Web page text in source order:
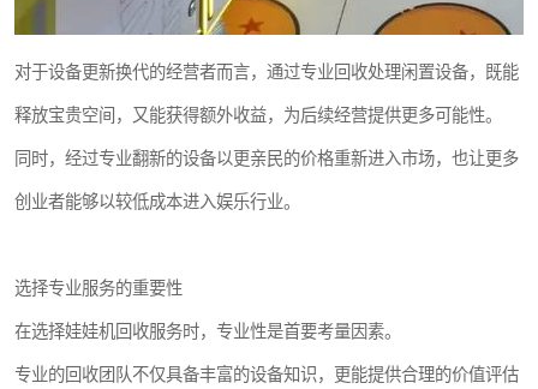
对于设备更新换代的经营者而言，通过专业回收处理闲置设备，既能
释放宝贵空间，又能获得额外收益，为后续经营提供更多可能性。
同时，经过专业翻新的设备以更亲民的价格重新进入市场，也让更多
创业者能够以较低成本进入娱乐行业。
选择专业服务的重要性
在选择娃娃机回收服务时，专业性是首要考量因素。
专业的回收团队不仅具备丰富的设备知识，更能提供合理的价值评估